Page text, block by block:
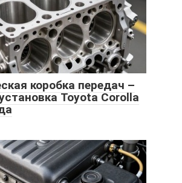
коробка передач –
Toyota Corolla